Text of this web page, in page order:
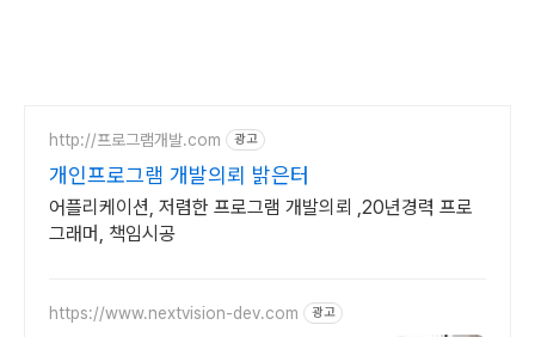
http://프로그램개발.com 광고
개인프로그램 개발의뢰 밝은터
어플리케이션, 저렴한 프로그램 개발의뢰 ,20년경력 프로
그래머, 책임시공
https://www.nextvision-dev.com 광고